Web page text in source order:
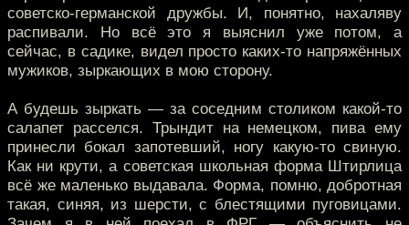
советско-германской дружбы. И, понятно, нахаляву
распивали. Но всё это я выяснил уже потом, а
сейчас, в садике, видел просто каких-то напряжённых
мужиков, зыркающих в мою сторону.
А будешь зыркать — за соседним столиком какой-то
салапет расселся. Трындит на немецком, пива ему
принесли бокал запотевший, ногу какую-то свиную.
Как ни крути, а советская школьная форма Штирлица
всё же маленько выдавала. Форма, помню, добротная
такая, синяя, из шерсти, с блестящими пуговицами.